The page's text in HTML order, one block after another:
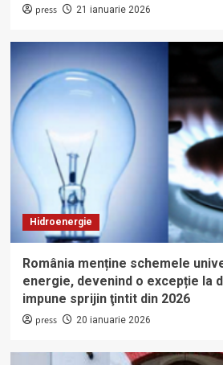
press 21 ianuarie 2026
Hidroenergie
România menține schemele
energie, devenind o excepție la
impune sprijin ţintit din 2026
press 20 ianuarie 2026